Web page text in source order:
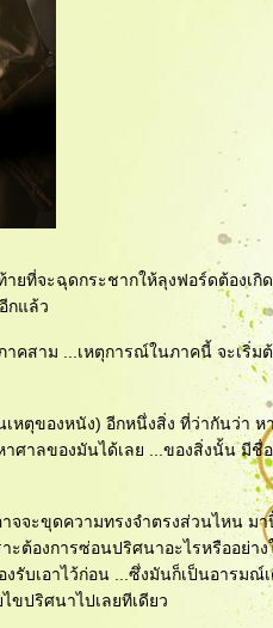
ยที่จะฉุดกระชากให้ลุงฟอร์ดต้องเกิ
กแล้ว
าคสาม ...เหตุการณ์ในภาคนี้ จะเริ่
ตุของหนัง) อีกหนึ่งสิ่ง ที่ว่ากันว่า ห
ศาลของมันได้เลย ...ของสิ่งนั้น มีชื่
จจะขุดความทรงจำตรงส่วนไหน ม
ต้องการซ่อนปริศนาอะไรหรืออย่าง
รับเอาไว้ก่อน ...ซึ่งมันก็เป็นอารม
ขปริศนาไปเลยทีเดียว